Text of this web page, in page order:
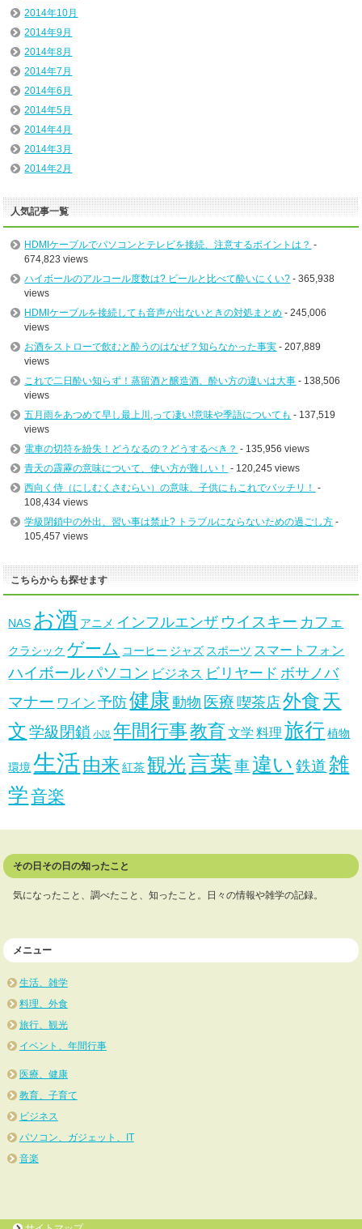
2014年10月
2014年9月
2014年8月
2014年7月
2014年6月
2014年5月
2014年4月
2014年3月
2014年2月
人気記事一覧
HDMIケーブルでパソコンとテレビを接続、注意するポイントは？ -
674,823 views
ハイボールのアルコール度数は? ビールと比べて酔いにくい? - 365,938
views
HDMIケーブルを接続しても音声が出ないときの対処まとめ - 245,006
views
お酒をストローで飲むと酔うのはなぜ？知らなかった事実 - 207,889
views
これで二日酔い知らず！蒸留酒と醸造酒、酔い方の違いは大事 - 138,506
views
五月雨をあつめて早し最上川,って凄い!意味や季語についても - 137,519
views
電車の切符を紛失！どうなるの？どうするべき？ - 135,956 views
青天の霹靂の意味について、使い方が難しい！ - 120,245 views
西向く侍（にしむくさむらい）の意味、子供にもこれでバッチリ！ -
108,434 views
学級閉鎖中の外出、習い事は禁止? トラブルにならないための過ごし方 -
105,457 views
こちらからも探せます
NAS お酒 アニメ インフルエンザ ウイスキー カフェ
クラシック ゲーム コーヒー ジャズ スポーツ スマートフォン
ハイボールパソコン ビジネス ビリヤード ボサノバ
マナー ワイン 予防健康 動物 医療 喫茶店外食 天
文 学級閉鎖 小説 年間行事教育 文学 料理 旅行 植物
環境 生活由来 紅茶 観光言葉 車違い 鉄道 雑
学音楽
その日その日の知ったこと
気になったこと、調べたこと、知ったこと。日々の情報や雑学の記録。
メニュー
生活、雑学
料理、外食
旅行、観光
イベント、年間行事
医療、健康
教育、子育て
ビジネス
パソコン、ガジェット、IT
音楽